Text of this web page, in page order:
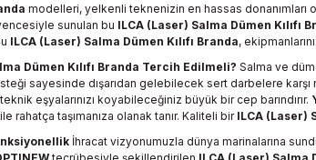
modelleri, yelkenli teknenizin en hassas donanımları
sunulan bu ILCA (Laser) Salma Dümen Kılıfı
ILCA (Laser) Salma Dümen Kılıfı Branda,
Dümen Kılıfı Branda Tercih Edilmeli? Salma ve
sayesinde dışarıdan gelebilecek sert darbelere
eşyalarınızı koyabileceğiniz büyük bir cep barındırır.
rahatça taşımanıza olanak tanır. Kaliteli bir ILCA (Laser)
İhracat vizyonumuzla dünya marinalarına